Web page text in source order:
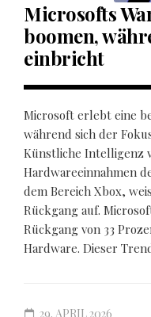
Microsofts
boomen,
einbricht
Microsoft erlebt eine
während sich der
Künstliche Intelligenz
Hardwareeinnahmen
dem Bereich Xbox,
Rückgang auf.
Rückgang von 33
Hardware. Dieser
29. APRIL 2026